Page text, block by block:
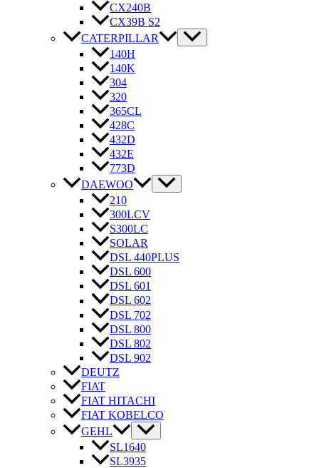
CX240B
CX39B S2
CATERPILLAR
140H
140K
304
320
365CL
428C
432D
432E
773D
DAEWOO
210
300LCV
S300LC
SOLAR
DSL 440PLUS
DSL 600
DSL 601
DSL 602
DSL 702
DSL 800
DSL 802
DSL 902
DEUTZ
FIAT
FIAT HITACHI
FIAT KOBELCO
GEHL
SL1640
SL3935